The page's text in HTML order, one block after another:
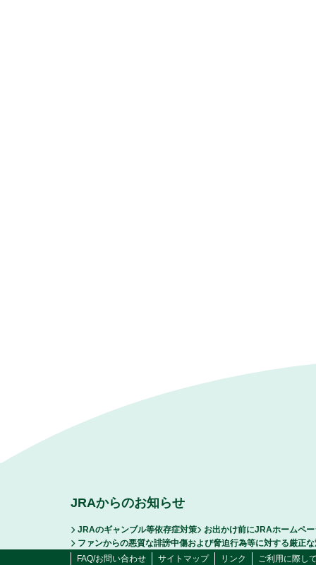
JRAからのお知らせ
JRAのギャンブル等依存症対策
お出かけ前にJRAホームペ
ファンからの悪質な誹謗中傷および脅迫行為等に対する厳正
FAQ/お問い合わせ
サイトマップ リンク ご利用に際し